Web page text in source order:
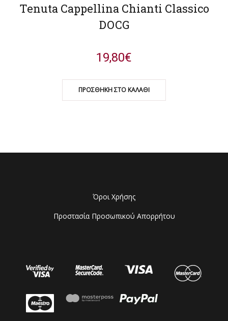
Tenuta Cappellina Chianti Classico
DOCG
ΠΡΟΣΘΉΚΗ ΣΤΟ ΚΑΛΆΘΙ
19,80€
Όροι Χρήσης
Προστασία Προσωπικού Απορρήτου